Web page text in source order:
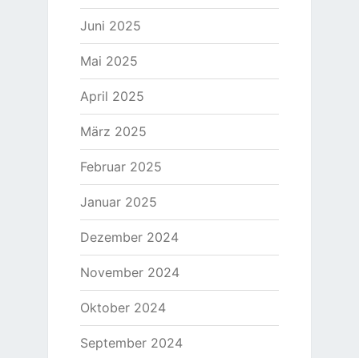
Juni 2025
Mai 2025
April 2025
März 2025
Februar 2025
Januar 2025
Dezember 2024
November 2024
Oktober 2024
September 2024